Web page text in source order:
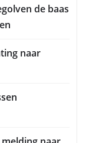
de baas
naar